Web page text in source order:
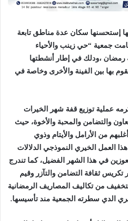
إستحسنها سكان عدة مناطق تابعة
جمعية “حي زينب والأحياء
رمضان ،ودلك في إطار أنشطتها
تقوم بها بين الفينة والأخرى وخاصة في
عملية توزيع قفة شهر الخيرات
والتضامن والمحبة والأخوة، حيث
يقارب 100 أسرة أغلبهم من الأرامل والأيتام وذوي
العمل الخيري النموذجي الدلالات
في هذا الشهر الفضيل، كما تندرج
تكريس ثقافة التضامن والتآزر وقيم
من تكاليف المصاريف الرمضانية
الدي سطرته الجمعية مند تأسيسها.